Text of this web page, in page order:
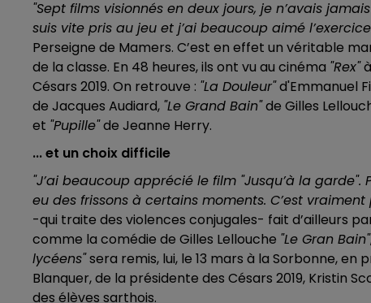
"Sept films visionnés en deux jours, je n’avais
suis vite pris au jeu et j’ai beaucoup aimé
Perseigne de Mamers. C’est en effet un véritable
de la classe. En 48 heures, ils ont vu au cinéma "Rex"
Césars 2019. On retrouve : "La Douleur"d'Emmanuel
de Jacques Audiard, "Le Grand Bain"de Gilles
et "Pupille"de Jeanne Herry.
... et un choix difficile
"J’ai beaucoup apprécié le film "Jusqu’à la
eu des frissons à certains moments. C’est
-qui traite des violences conjugales- fait d’ailleurs
comme la comédie de Gilles Lellouche "Le Gran Bain"
lycéens"sera remis, lui, le 13 mars à la Sorbonne,
Blanquer, de la présidente des Césars 2019, Kristin
des élèves sarthois.